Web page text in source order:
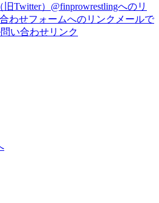
Twitter）@finprowrestlingへのリ
わせフォームへのリンク メールで
い合わせリンク